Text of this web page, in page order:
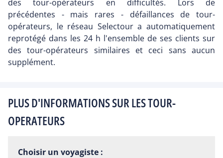
des tour-opérateurs en difficultés. Lors de
précédentes - mais rares - défaillances de tour-
opérateurs, le réseau Selectour a automatiquement
reprotégé dans les 24 h l'ensemble de ses clients sur
des tour-opérateurs similaires et ceci sans aucun
supplément.
PLUS D'INFORMATIONS SUR LES TOUR-
OPERATEURS
Choisir un voyagiste :